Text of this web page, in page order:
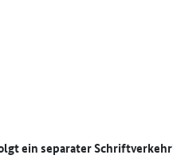
ein separater